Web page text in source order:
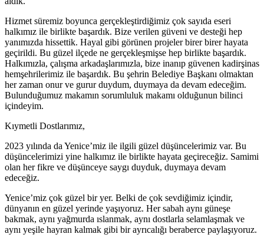
Hizmet süremiz boyunca gerçekleştirdiğimiz çok sayıda eseri
halkımız ile birlikte başardık. Bize verilen güveni ve desteği hep
yanımızda hissettik. Hayal gibi görünen projeler birer birer hayata
geçirildi. Bu güzel ilçede ne gerçekleşmişse hep birlikte başardık.
Halkımızla, çalışma arkadaşlarımızla, bize inanıp güvenen kadirşinas
hemşehrilerimiz ile başardık. Bu şehrin Belediye Başkanı olmaktan
her zaman onur ve gurur duydum, duymaya da devam edeceğim.
Bulunduğumuz makamın sorumluluk makamı olduğunun bilinci
içindeyim.
Kıymetli Dostlarımız,
2023 yılında da Yenice’miz ile ilgili güzel düşüncelerimiz var. Bu
düşüncelerimizi yine halkımız ile birlikte hayata geçireceğiz. Samimi
olan her fikre ve düşünceye saygı duyduk, duymaya devam
edeceğiz.
Yenice’miz çok güzel bir yer. Belki de çok sevdiğimiz içindir,
dünyanın en güzel yerinde yaşıyoruz. Her sabah aynı güneşe
bakmak, aynı yağmurda ıslanmak, aynı dostlarla selamlaşmak ve
aynı yeşile hayran kalmak gibi bir ayrıcalığı beraberce paylaşıyoruz.